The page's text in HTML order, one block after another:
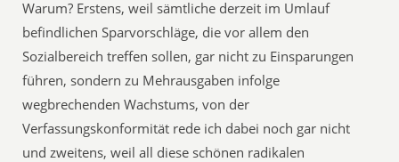
Warum? Erstens, weil sämtliche derzeit im Umlauf
befindlichen Sparvorschläge, die vor allem den
Sozialbereich treffen sollen, gar nicht zu Einsparungen
führen, sondern zu Mehrausgaben infolge
wegbrechenden Wachstums, von der
Verfassungskonformität rede ich dabei noch gar nicht
und zweitens, weil all diese schönen radikalen